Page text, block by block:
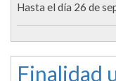
Hasta el día 26 de
Finalidad